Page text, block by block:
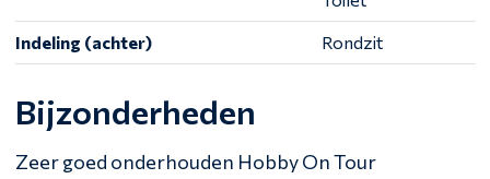
Indeling (achter) Rondzit
Bijzonderheden
Zeer goed onderhouden Hobby On Tour